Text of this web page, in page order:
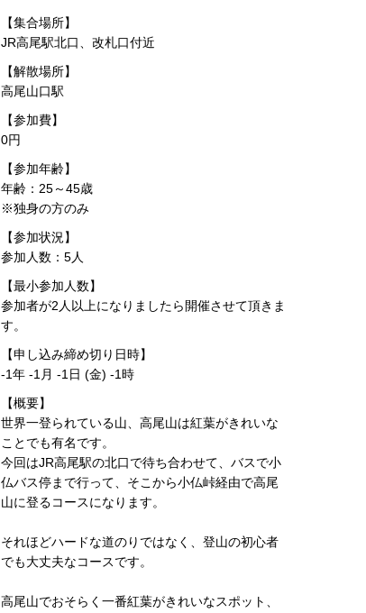
【集合場所】
JR高尾駅北口、改札口付近
【解散場所】
高尾山口駅
【参加費】
0円
【参加年齢】
年齢：25～45歳
※独身の方のみ
【参加状況】
参加人数：5人
【最小参加人数】
参加者が2人以上になりましたら開催させて頂きま
す。
【申し込み締め切り日時】
-1年 -1月 -1日 (金) -1時
【概要】
世界一登られている山、高尾山は紅葉がきれいな
ことでも有名です。
今回はJR高尾駅の北口で待ち合わせて、バスで小
仏バス停まで行って、そこから小仏峠経由で高尾
山に登るコースになります。
それほどハードな道のりではなく、登山の初心者
でも大丈夫なコースです。
高尾山でおそらく一番紅葉がきれいなスポット、